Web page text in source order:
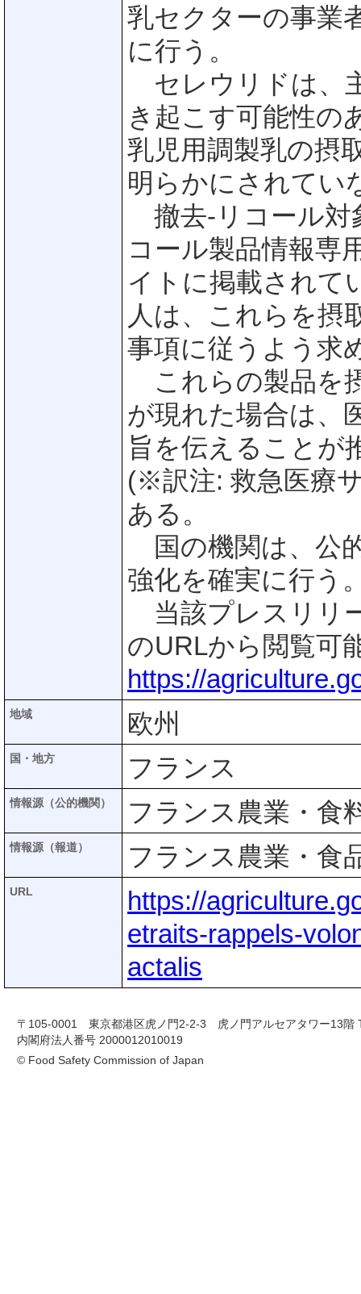
乳セクターの事業
に行う。
セレウリドは、
き起こす可能性の
乳児用調製乳の摂
明らかにされてい
撤去-リコール対
コール製品情報専
イトに掲載されて
人は、これらを摂
事項に従うよう求
これらの製品を
が現れた場合は、
旨を伝えることが
(※訳注: 救急医療
ある。
国の機関は、公
強化を確実に行う
当該プレスリリ
のURLから閲覧可
https://
地域 欧州
国・地方 フランス
情報源（公的機関） フランス農業・食
情報源（報道） フランス農業・食
URL
https://
etraits-rappels-
actalis
〒105-0001 東京都港区虎ノ門2-2-3 虎ノ門アルセアタワー13階
内閣府法人番号 2000012010019
© Food Safety Commission of Japan